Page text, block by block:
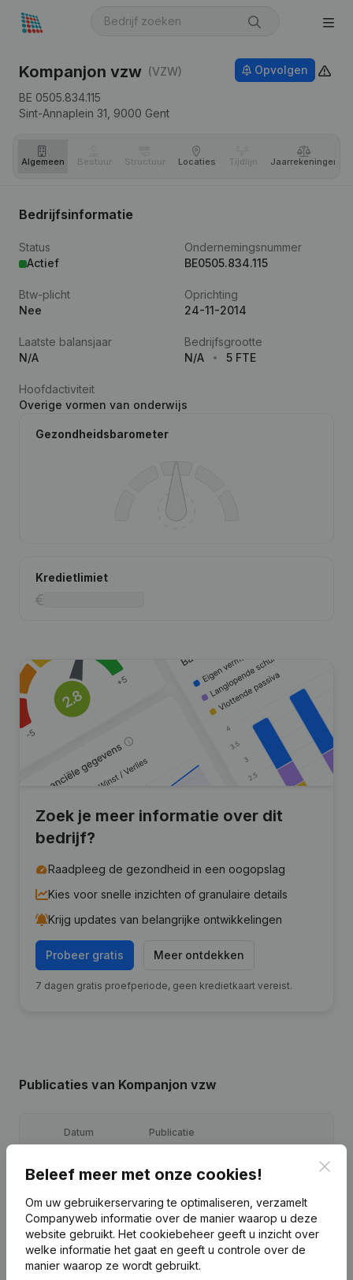
Kompanjon vzw (VZW)
BE 0505.834.115
Sint-Annaplein 31, 9000 Gent
Opvolgen
Algemeen Bestuur Structuur Locaties Tijdlijn Jaar­rekeningen
Bedrijfsinformatie
Status
Actief
Ondernemingsnummer
BE0505.834.115
Btw-plicht
Nee
Oprichting
24-11-2014
Laatste balansjaar
N/A
Bedrijfsgrootte
N/A
5 FTE
Hoofdactiviteit
Overige vormen van onderwijs
Gezondheidsbarometer
Kredietlimiet
Zoek je meer informatie over dit
bedrijf?
Raadpleeg de gezondheid in een oogopslag
Kies voor snelle inzichten of granulaire details
Krijg updates van belangrijke ontwikkelingen
Probeer gratis Meer ontdekken
7 dagen gratis proefperiode, geen kredietkaart vereist.
Publicaties van Kompanjon vzw
Datum Publicatie
05-03-2026 Ontslagnemingen - Benoemingen
18-07-2024 Maatschappelijke Zetel
28-11-2022
Ontslagnemingen - Benoemingen -
Statuten (Vertaling, Coördinatie,
Overige Wijzigingen, …)
Beleef meer met onze cookies!
Om uw gebruikerservaring te optimaliseren, verzamelt
Companyweb informatie over de manier waarop u deze
website gebruikt. Het cookiebeheer geeft u inzicht over
welke informatie het gaat en geeft u controle over de
manier waarop ze wordt gebruikt.